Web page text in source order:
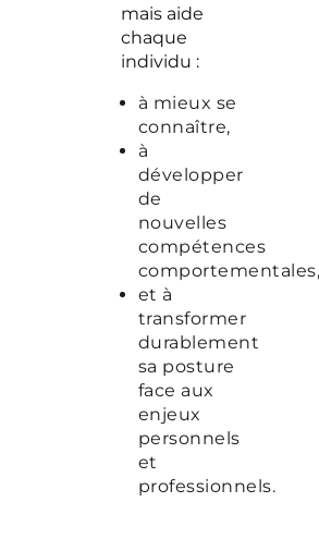
mais aide
chaque
individu :
à mieux se
connaître,
à
développer
de
nouvelles
compétences
et à
transformer
durablement
sa posture
face aux
enjeux
personnels
et
professionnels.